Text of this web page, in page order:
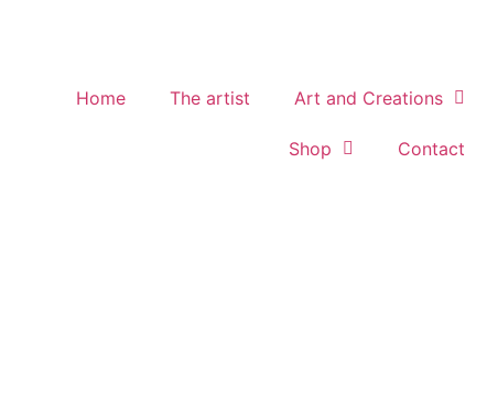
Home The artist Art and Creations
Shop Contact